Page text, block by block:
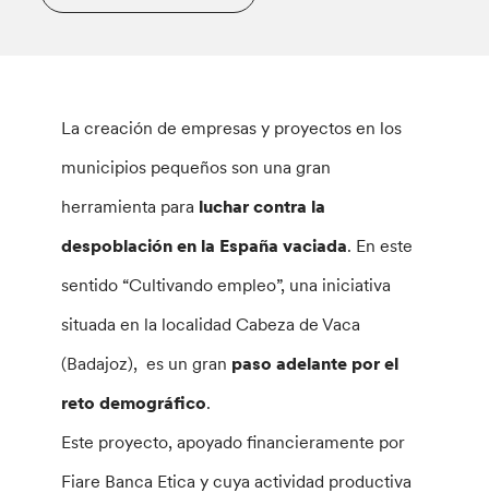
La creación de empresas y proyectos en los
municipios pequeños son una gran
herramienta para luchar contra la
despoblación en la España vaciada. En este
sentido “Cultivando empleo”, una iniciativa
situada en la localidad Cabeza de Vaca
(Badajoz), es un gran paso adelante por el
reto demográfico.
Este proyecto, apoyado financieramente por
Fiare Banca Etica y cuya actividad productiva